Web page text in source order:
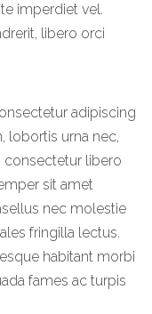
imperdiet vel.
libero orci
adipiscing
lobortis urna nec,
consectetur libero
sit amet
nec molestie
fringilla lectus.
habitant morbi
fames ac turpis